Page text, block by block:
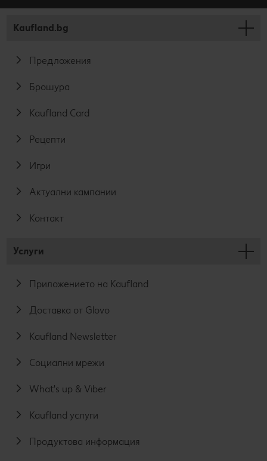
Kaufland.bg
Предложения
Брошура
Kaufland Card
Рецепти
Игри
Актуални кампании
Контакт
Услуги
Приложението на Kaufland
Доставка от Glovo
Kaufland Newsletter
Социални мрежи
What's up & Viber
Kaufland услуги
Продуктова информация